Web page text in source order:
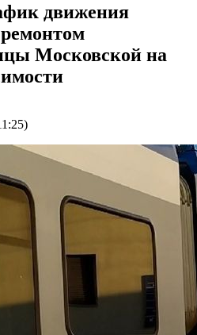
движения
ремонтом
Московской на